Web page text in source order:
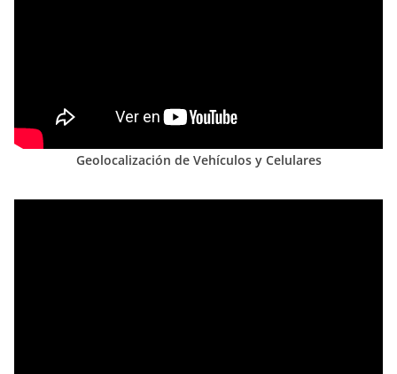
Geolocalización de Vehículos y Celulares